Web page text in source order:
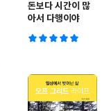
돈보다 시간이 많
아서 다행이야